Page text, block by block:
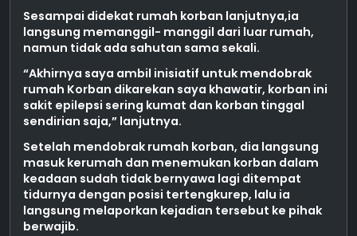
Sesampai didekat rumah korban lanjutnya,ia
langsung memanggil- manggil dari luar rumah,
namun tidak ada sahutan sama sekali.
“Akhirnya saya ambil inisiatif untuk mendobrak
rumah Korban dikarekan saya khawatir, korban ini
sakit epilepsi sering kumat dan korban tinggal
sendirian saja,” lanjutnya.
Setelah mendobrak rumah korban, dia langsung
masuk kerumah dan menemukan korban dalam
keadaan sudah tidak bernyawa lagi ditempat
tidurnya dengan posisi tertengkurep, lalu ia
langsung melaporkan kejadian tersebut ke pihak
berwajib.